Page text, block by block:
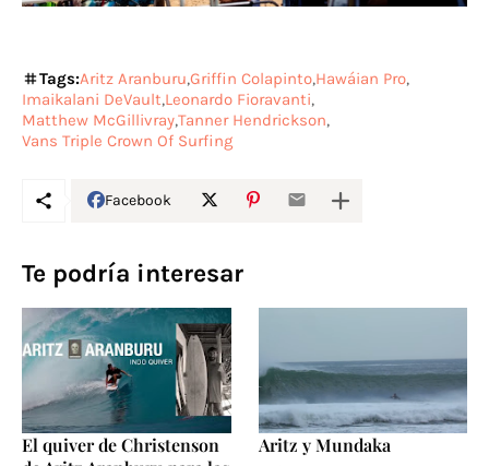
Tags:Aritz Aranburu Griffin Colapinto Hawáian Pro
Imaikalani DeVault Leonardo Fioravanti
Matthew McGillivrayTanner Hendrickson
Vans Triple Crown Of Surfing
Facebook
Te podría interesar
El quiver de Christenson
Aritz y Mundaka